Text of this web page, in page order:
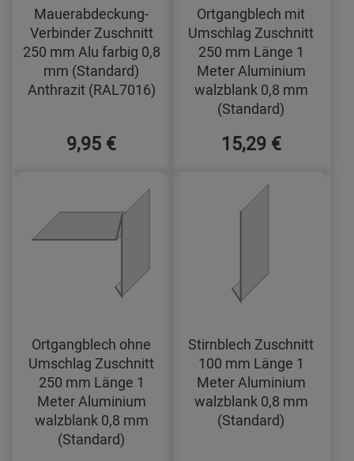
Mauerabdeckung-
Verbinder Zuschnitt
250 mm Alu farbig 0,8
mm (Standard)
Anthrazit (RAL7016)
9,95 €
Ortgangblech mit
Umschlag Zuschnitt
250 mm Länge 1
Meter Aluminium
walzblank 0,8 mm
(Standard)
15,29 €
Ortgangblech ohne
Umschlag Zuschnitt
250 mm Länge 1
Meter Aluminium
walzblank 0,8 mm
(Standard)
Stirnblech Zuschnitt
100 mm Länge 1
Meter Aluminium
walzblank 0,8 mm
(Standard)